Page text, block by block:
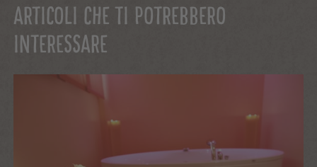
ARTICOLI CHE TI POTREBBERO
INTERESSARE